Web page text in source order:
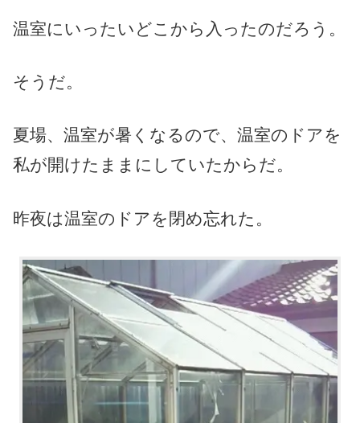
温室にいったいどこから入ったのだろう。
そうだ。
夏場、温室が暑くなるので、温室のドアを
私が開けたままにしていたからだ。
昨夜は温室のドアを閉め忘れた。